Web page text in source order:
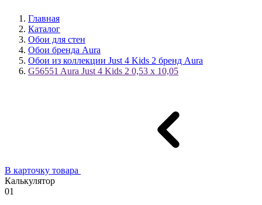
Главная
Каталог
Обои для стен
Обои бренда Aura
Обои из коллекции Just 4 Kids 2 бренд Aura
G56551 Aura Just 4 Kids 2 0,53 x 10,05
В карточку товара
Калькулятор
01